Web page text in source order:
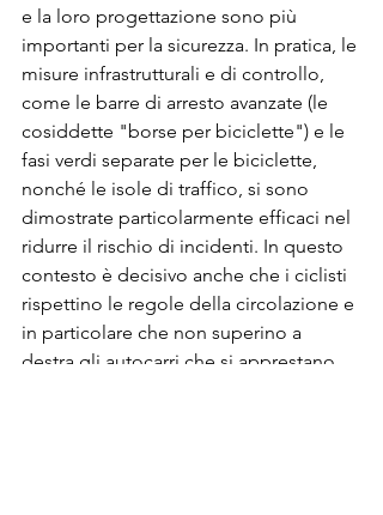
e la loro progettazione sono più
importanti per la sicurezza. In pratica, le
misure infrastrutturali e di controllo,
come le barre di arresto avanzate (le
cosiddette "borse per biciclette") e le
fasi verdi separate per le biciclette,
nonché le isole di traffico, si sono
dimostrate particolarmente efficaci nel
ridurre il rischio di incidenti. In questo
contesto è decisivo anche che i ciclisti
rispettino le regole della circolazione e
in particolare che non superino a
destra gli autocarri che si apprestano